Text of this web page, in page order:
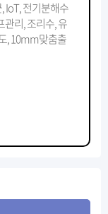
IoT, 전기분해수
관리, 조리수, 유
, 10mm맞춤출